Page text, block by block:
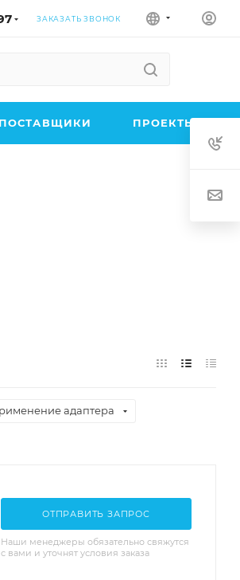
ЗАКАЗАТЬ ЗВОНОК
ПОСТАВЩИКИ ПРОЕКТЫ
адаптера
ОТПРАВИТЬ ЗАПРОС
Наши менеджеры обязательно свяжутся
с вами и уточнят условия заказа